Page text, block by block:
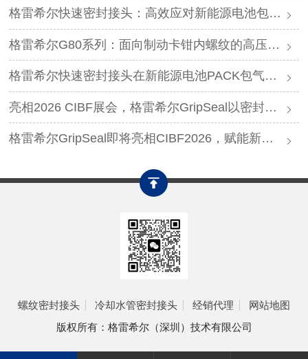
格雷希尔快速密封接头：高效应对新能源电池包防爆阀测试难题
格雷希尔G80系列：面向制动卡钳内螺纹的高压密封连接方案
格雷希尔快速密封接头在新能源电池PACK包气密测试中的应用
亮相2026 CIBF展会，格雷希尔GripSeal以密封连接硬核实力圈粉
格雷希尔GripSeal即将亮相CIBF2026，赋能新能源产业绿色发展
螺纹密封接头 冷却水管密封接头 经销代理
网站地图
版权所有：格雷希尔（深圳）技术有限公司